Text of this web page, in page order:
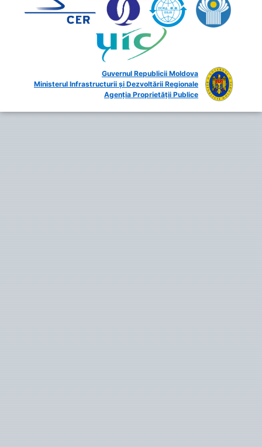
Guvernul Republicii Moldova
Ministerul Infrastructurii și Dezvoltării Regionale
Agenția Proprietății Publice